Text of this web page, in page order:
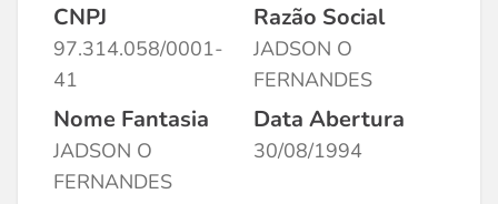
CNPJ
97.314.058/0001-
41
Razão Social
JADSON O
FERNANDES
Nome Fantasia
JADSON O
FERNANDES
Data Abertura
30/08/1994